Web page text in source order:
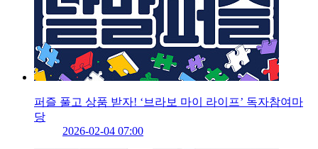
퍼즐 풀고 상품 받자! ‘브라보 마이 라이프’ 독자참여마
당
2026-02-04 07:00